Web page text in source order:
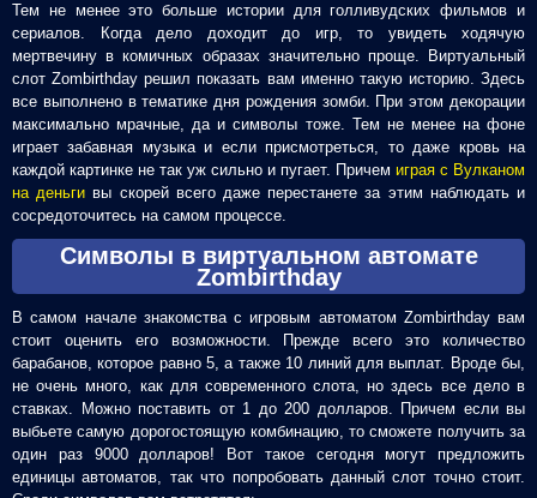
Тем не менее это больше истории для голливудских фильмов и
сериалов. Когда дело доходит до игр, то увидеть ходячую
мертвечину в комичных образах значительно проще. Виртуальный
слот Zombirthday решил показать вам именно такую историю. Здесь
все выполнено в тематике дня рождения зомби. При этом декорации
максимально мрачные, да и символы тоже. Тем не менее на фоне
играет забавная музыка и если присмотреться, то даже кровь на
каждой картинке не так уж сильно и пугает. Причем играя с Вулканом
на деньги вы скорей всего даже перестанете за этим наблюдать и
сосредоточитесь на самом процессе.
Символы в виртуальном автомате
Zombirthday
В самом начале знакомства с игровым автоматом Zombirthday вам
стоит оценить его возможности. Прежде всего это количество
барабанов, которое равно 5, а также 10 линий для выплат. Вроде бы,
не очень много, как для современного слота, но здесь все дело в
ставках. Можно поставить от 1 до 200 долларов. Причем если вы
выбьете самую дорогостоящую комбинацию, то сможете получить за
один раз 9000 долларов! Вот такое сегодня могут предложить
единицы автоматов, так что попробовать данный слот точно стоит.